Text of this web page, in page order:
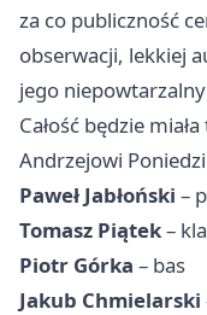
za co publiczność
obserwacji, lekkiej
jego
Całość będzie
Andrzejowi
Paweł Jabłoński –
Tomasz Piątek–
Piotr Górka – bas
Jakub Chmielarski